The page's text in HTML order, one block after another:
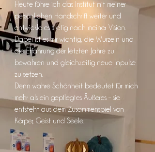
Heute führe ich das Institut mit meiner
persönlichen Handschrift weiter und
entwickle es stetig nach meiner Vision.
Dabei ist es mir wichtig, die Wurzeln und
die Erfahrung der letzten Jahre zu
bewahren und gleichzeitig neue Impulse
zu setzen.
Denn wahre Schönheit bedeutet für mich
mehr als ein gepflegtes Äußeres – sie
entsteht aus dem Zusammenspiel von
Körper, Geist und Seele.